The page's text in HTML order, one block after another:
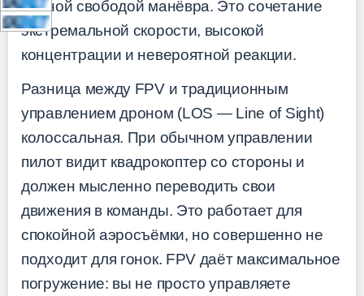
полной свободой манёвра. Это сочетание
экстремальной скорости, высокой
концентрации и невероятной реакции.
Разница между FPV и традиционным
управлением дроном (LOS — Line of Sight)
колоссальная. При обычном управлении
пилот видит квадрокоптер со стороны и
должен мысленно переводить свои
движения в команды. Это работает для
спокойной аэросъёмки, но совершенно не
подходит для гонок. FPV даёт максимальное
погружение: вы не просто управляете